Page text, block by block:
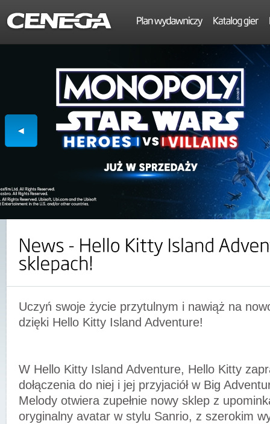
Uczyń swoje życie przytulnym i nawiąż na
dzięki Hello Kitty Island Adventure!
W Hello Kitty Island Adventure, Hello Kitty
dołączenia do niej i jej przyjaciół w Big
Melody otwiera zupełnie nowy sklep z
oryginalny avatar w stylu Sanrio, z szerokim